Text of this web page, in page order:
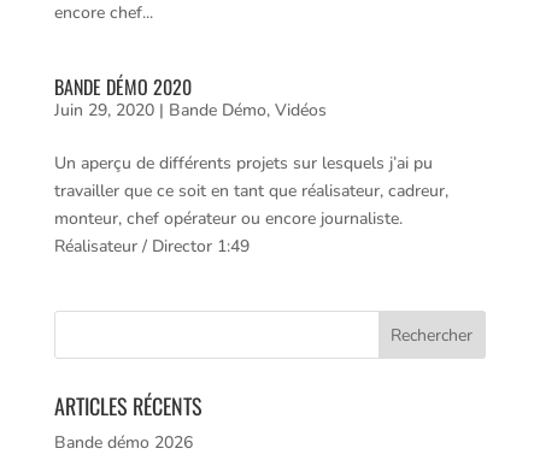
encore chef...
BANDE DÉMO 2020
Juin 29, 2020| Bande Démo, Vidéos
Un aperçu de différents projets sur lesquels j’ai pu
travailler que ce soit en tant que réalisateur, cadreur,
monteur, chef opérateur ou encore journaliste.
Réalisateur / Director 1:49
ARTICLES RÉCENTS
Bande démo 2026